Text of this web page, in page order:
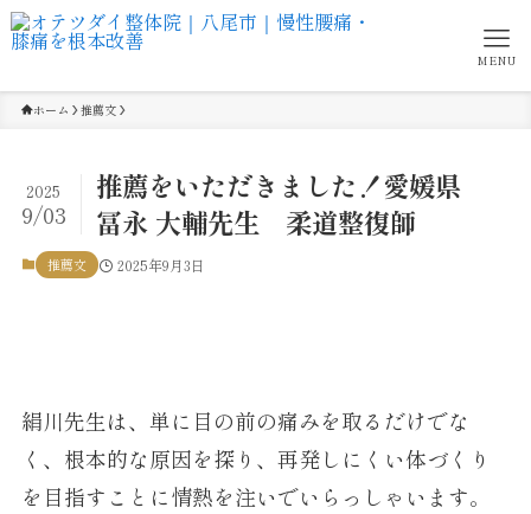
MENU
ホーム 推薦文
推薦をいただきました！愛媛県
冨永 大輔先生 柔道整復師
2025
9/03
推薦文 2025年9月3日
絹川先生は、単に目の前の痛みを取るだけでな
く、根本的な原因を探り、再発しにくい体づくり
を目指すことに情熱を注いでいらっしゃいます。